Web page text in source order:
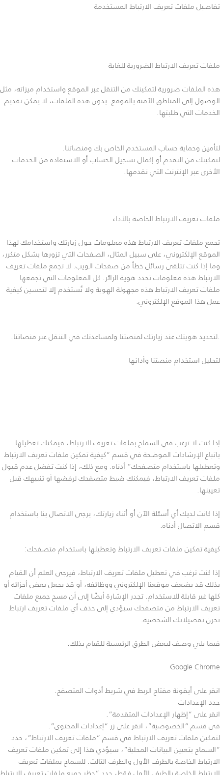
تفاصيل ملفات تعريف الارتباط المستخدمة
ملفات تعريف الارتباط الضرورية للغاية
هذه الملفات ضرورية لتمكينك من التنقل عبر الموقع واستخدام ميزاته، مثل
الوصول إلى المناطق الآمنة بالموقع. بدون هذه الملفات، لا يمكن تقديم
الخدمات التي طلبتها.
لتأمين وحماية حساب المستخدم الخاص بك ومنصاتنا.
لتمكينك من التقدم أو إكمال تسجيل الحساب أو الاستفادة من الخدمات
الأخرى عبر الإنترنت التي نقدمها.
ملفات تعريف الارتباط الخاصة بالأداء
تجمع ملفات تعريف الارتباط هذه معلومات حول زيارتك واستخدامك لهذا
الموقع الإلكتروني، على سبيل المثال، الصفحات التي تزورها بشكل متكرر،
وما إذا كنت تتلقى رسائل خطأ من صفحات الويب. لا تجمع ملفات تعريف
الارتباط هذه معلومات تحدد هوية الزائر. كل المعلومات التي تجمعها
ملفات تعريف الارتباط هذه مجهولة الهوية ولا تُستخدم إلا لتحسين كيفية
عمل هذا الموقع الإلكتروني.
.لتحديد هويتك عند زيارتك لمنصتنا ولمساعدتك في التنقل عبر منصاتنا.
لتحليل استخدام منصتنا وأدائها
إذا كنت لا ترغب في السماح بملفات تعريف الارتباط، فيمكنك تعطيلها
باتباع الإرشادات الموضحة في قسم “كيفية تمكين ملفات تعريف الارتباط
وتعطيلها باستخدام متصفحك” أدناه. ومع ذلك، إذا كنت تفضل عدم قبول
ملفات تعريف الارتباط، فيمكنك ضبط متصفحك لرفضها أو تنبيهك قبل
تعيينها.
إذا كانت لديك أي أسئلة الآن أو أثناء زيارتك، يرجى الاتصال بنا باستخدام
قسم الاتصال أدناه.
كيفية تمكين ملفات تعريف الارتباط وتعطيلها باستخدام متصفحك:
إذا كنت ترغب في تعطيل ملفات تعريف الارتباط، فيرجى العلم أن القيام
بذلك قد يضعف موقعنا الإلكتروني ووظائفه، أو قد يجعل بعض أجزائه أو
كلها غير قابلة للاستخدام. تجدر الإشارة أيضًا إلى أن مسح جميع ملفات
تعريف الارتباط من متصفحك سيؤدي إلى حذف أي ملفات تعريف ارتباط
تخزن تفضيلاتك الشخصية.
فيما يلي وصف لبعض الطرق الرئيسية للقيام بذلك.
Google Chrome
انقر على أيقونة مفتاح الربط في شريط أدوات المتصفح.
حدد الإعدادات
انقر على “إظهار الإعدادات المتقدمة”.
في قسم “الخصوصية”، انقر على زر “إعدادات المحتوى”.
لتمكين ملفات تعريف الارتباط في قسم “ملفات تعريف الارتباط”، حدد
“السماح بتعيين البيانات المحلية”، سيؤدي هذا إلى تمكين ملفات تعريف
الارتباط الخاصة بالطرف الأول والطرف الثالث. للسماح بملفات تعريف